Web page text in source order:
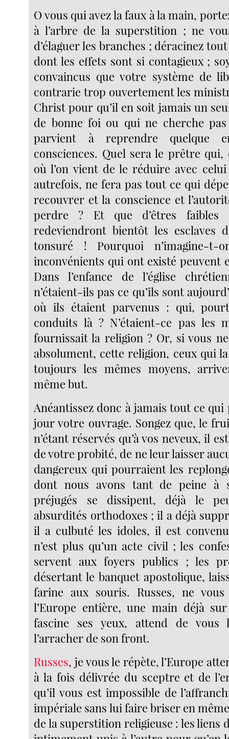
O vous qui avez la faux à la main,
à l’arbre de la superstition ; ne
d’élaguer les branches ; déracinez
dont les effets sont si contagieux ;
convaincus que votre système de
contrarie trop ouvertement les
Christ pour qu’il en soit jamais un
de bonne foi ou qui ne cherche pas
parvient à reprendre quelque
consciences. Quel sera le prêtre qui,
où l’on vient de le réduire avec
autrefois, ne fera pas tout ce qui
recouvrer et la conscience et
perdre ? Et que d’êtres faibles
redeviendront bientôt les esclaves
tonsuré ! Pourquoi n’imagine-t-
inconvénients qui ont existé peuvent
Dans l’enfance de l’église
n’étaient-ils pas ce qu’ils sont
où ils étaient parvenus : qui,
conduits là ? N’étaient-ce pas les
fournissait la religion ? Or, si vous
absolument, cette religion, ceux qui
toujours les mêmes moyens,
même but.
Anéantissez donc à jamais tout ce
jour votre ouvrage. Songez que, le
n’étant réservés qu’à vos neveux, il
de votre probité, de ne leur laisser
dangereux qui pourraient les
dont nous avons tant de peine à
préjugés se dissipent, déjà le
absurdités orthodoxes ; il a déjà
il a culbuté les idoles, il est
n’est plus qu’un acte civil ; les
servent aux foyers publics ; les
désertant le banquet apostolique,
farine aux souris. Russes, ne
l’Europe entière, une main déjà
fascine ses yeux, attend de vous
l’arracher de son front.
Russes, je vous le répète, l’Europe
à la fois délivrée du sceptre et de
qu’il vous est impossible de
impériale sans lui faire briser en
de la superstition religieuse : les liens